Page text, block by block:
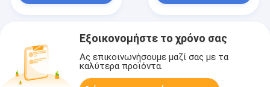
Εξοικονομήστε το χρόνο σας
Ας επικοινωνήσουμε μαζί σας με τα
καλύτερα προϊόντα.